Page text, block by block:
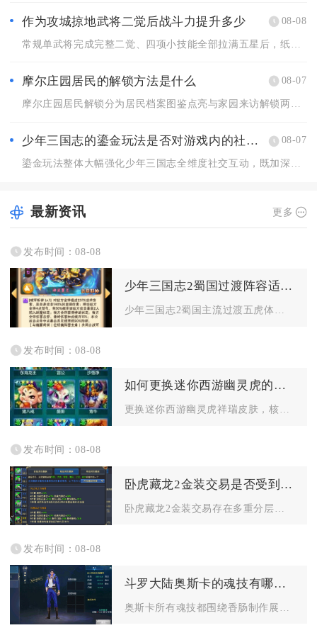
作为攻城掠地武将二觉后战斗力提升多少 08-08
摩尔庄园居民的解锁方法是什么 08-07
少年三国志的鎏金玩法是否对游戏内的社交互动有影响 08-07
鎏金玩法整体大幅强化少年三国志全维度社交互动，既加深军团内部...
最新资讯 更多
发布时间：08-08
少年三国志2蜀国过渡阵容适合哪些平民玩家
少年三国志2蜀国主流过渡五虎体系、红将无金阵容，最适配零氪白...
发布时间：08-08
如何更换迷你西游幽灵虎的祥瑞皮肤
更换迷你西游幽灵虎祥瑞皮肤，核心流程为先解锁祥瑞幻化界面、选...
发布时间：08-08
卧虎藏龙2金装交易是否受到限制
发布时间：08-08
斗罗大陆奥斯卡的魂技有哪些特点